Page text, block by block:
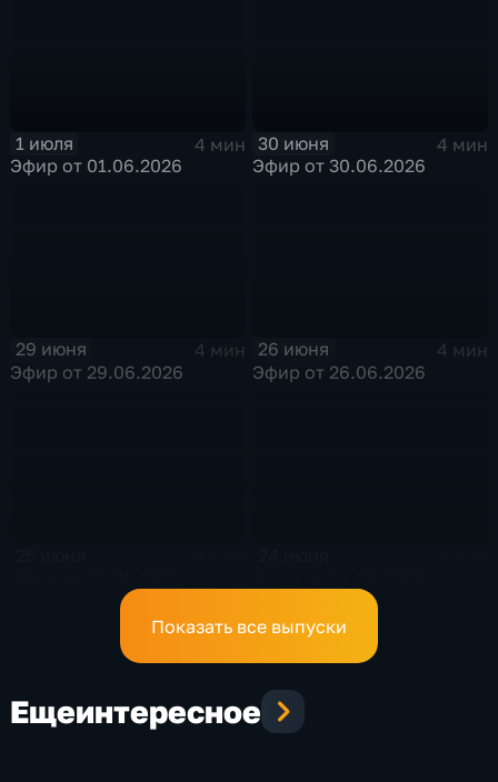
1 июля
4 мин
Эфир от 01.06.2026
30 июня
4 мин
Эфир от 30.06.2026
29 июня
4 мин
Эфир от 29.06.2026
26 июня
4 мин
Эфир от 26.06.2026
Показать все выпуски
Ещеинтересное